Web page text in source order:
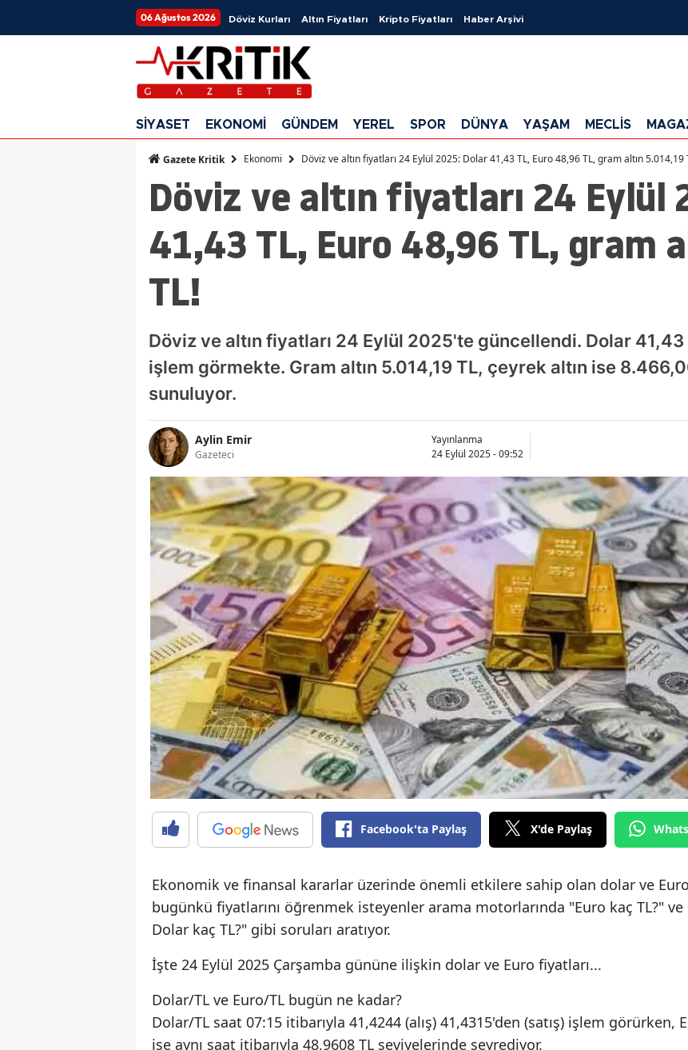
06 Ağustos 2026 Döviz Kurları Altın Fiyatları Kripto Fiyatları Haber Arşivi
SİYASET EKONOMİ GÜNDEM YEREL SPOR DÜNYA YAŞAM MECLİS
Gazete Kritik Ekonomi Döviz ve altın fiyatları 24 Eylül 2025: Dolar 41,43 TL, Euro 48,96 TL, gram altın 5.014,19
Döviz ve altın fiyatları 24 Eylül
41,43 TL, Euro 48,96 TL, gram
TL!
Döviz ve altın fiyatları 24 Eylül 2025'te güncellendi. Dolar
işlem görmekte. Gram altın 5.014,19 TL, çeyrek altın ise
sunuluyor.
Aylin Emir
Gazeteci
Yayınlanma
24 Eylül 2025 - 09:52
Facebook'ta Paylaş X'de Paylaş
Ekonomik ve finansal kararlar üzerinde önemli etkilere sahip olan dolar ve
bugünkü fiyatlarını öğrenmek isteyenler arama motorlarında "Euro kaç TL?" ve
Dolar kaç TL?" gibi soruları aratıyor.
İşte 24 Eylül 2025 Çarşamba gününe ilişkin dolar ve Euro fiyatları...
Dolar/TL ve Euro/TL bugün ne kadar?
Dolar/TL saat 07:15 itibarıyla 41,4244 (alış) 41,4315'den (satış) işlem görürken,
ise aynı saat itibarıyla 48,9608 TL seviyelerinde seyrediyor.